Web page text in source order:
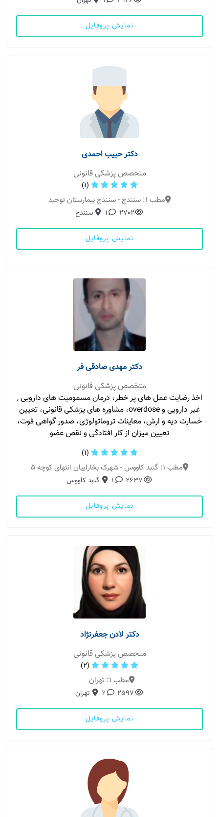
نمایش پروفایل
دکتر حبیب احمدی
متخصص پزشکی قانونی
(1)
مطب 1: سنندج - سنندج بیمارستان توحید
2702
1 سنندج
نمایش پروفایل
دکتر مهدی صادقی فر
متخصص پزشکی قانونی
اخذ رضایت عمل های پر خطر، درمان مسمومیت های دارویی ,
غیر دارویی و overdose، مشاوره های پزشکی قانونی، تعیین
خسارت دیه و ارش، معاینات تروماتولوژی، صدور گواهی فوت،
تعیین میزان از کار افتادگی و نقص عضو
(1)
مطب 1: گنبد کاووس - شهرک بخاراییان انتهای کوچه 5
2637
1 گنبد کاووس
نمایش پروفایل
دکتر لادن جعفرنژاد
متخصص پزشکی قانونی
(2)
مطب 1: تهران -
2597
2 تهران
نمایش پروفایل